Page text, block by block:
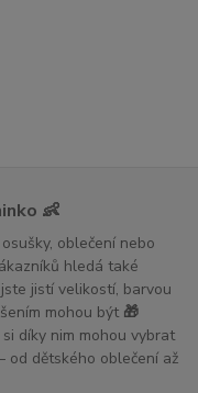
👶
oblečení nebo
hledá také
jistí velikostí, barvou
mohou být 🎁
si díky nim mohou vybrat
od dětského oblečení až